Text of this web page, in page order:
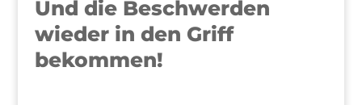
Und die Beschwerden
wieder in den Griff
bekommen!